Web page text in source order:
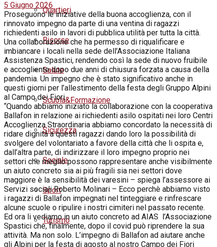
Quartieri
Risorse
Salute
Scuola&Formazione
Sicurezza
Sociale
Sport
Turismo
5 Giugno 2026
Proseguono le iniziative della buona accoglienza, con il
rinnovato impegno da parte di una ventina di ragazzi
richiedenti asilo in lavori di pubblica utilità per tutta la città.
Una collaborazione che ha permesso di riqualificare e
imbiancare i locali nella sede dell’Associazione Italiana
Assistenza Spastici, rendendo così la sede di nuovo fruibile
e accogliente dopo due anni di chiusura forzata a causa della
pandemia. Un impegno che è stato significativo anche in
questi giorni per l’allestimento della festa degli Gruppo Alpini
al Campo dei Fiori.
“Quando abbiamo iniziato la collaborazione con la cooperativa
Ballafon in relazione ai richiedenti asilo ospitati nei loro Centri
Accoglienza Straordinaria abbiamo concordato la necessità di
ridare dignità a questi ragazzi dando loro la possibilità di
svolgere del volontariato a favore della città che li ospita e,
dall’altra parte, di indirizzare il loro impegno proprio nei
settori che meglio possono rappresentare anche visibilmente
un aiuto concreto sia ai più fragili sia nei settori dove
maggiore è la sensibilità dei varesini – spiega l’assessore ai
Servizi sociali Roberto Molinari – Ecco perchè abbiamo visto
i ragazzi di Ballafon impegnati nel tinteggiare e rinfrescare
alcune scuole o ripulire i nostri cimiteri nel passato recente.
Ed ora li vediamo in un aiuto concreto ad AIAS l’Associazione
Spastici che, finalmente, dopo il covid può riprendere la sua
attività. Ma non solo. L’impegno di Ballafon ad aiutare anche
gli Alpini per la festa di agosto al nostro Campo dei Fiori